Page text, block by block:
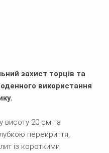
захист торців та
використання
висоту 20 см та
перекриття,
із короткими